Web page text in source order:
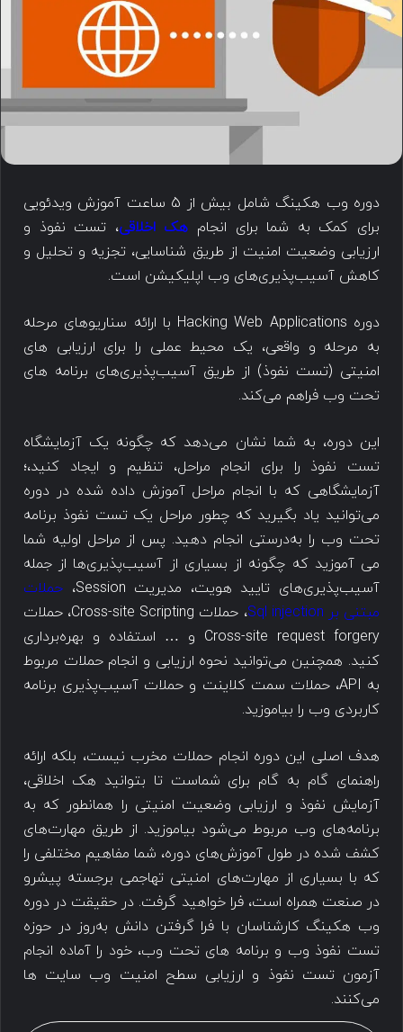
دوره وب هکینگ شامل بیش از 5 ساعت آموزش ویدئویی
برای کمک به شما برای انجام هک اخلاقی، تست نفوذ و
ارزیابی وضعیت امنیت از طریق شناسایی، تجزیه و تحلیل و
کاهش آسیب‌پذیری‌های وب اپلیکیشن است.
دوره Hacking Web Applications با ارائه سناریوهای مرحله
به مرحله و واقعی، یک محیط عملی را برای ارزیابی های
امنیتی (تست نفوذ) از طریق آسیب‌پذیری‌های برنامه های
تحت وب فراهم می‌کند.
این دوره، به شما نشان می‌دهد که چگونه یک آزمایشگاه
تست نفوذ را برای انجام مراحل، تنظیم و ایجاد کنید،؛
آزمایشگاهی که با انجام مراحل آموزش داده شده در دوره
می‌توانید یاد بگیرید که چطور مراحل یک تست نفوذ برنامه
تحت وب را به‌درستی انجام دهید. پس از مراحل اولیه شما
می آموزید که چگونه از بسیاری از آسیب‌پذیری‌ها از جمله
آسیب‌پذیری‌های تایید هویت، مدیریت Session،
حملات
مبتنی بر Sql injection
، حملات Cross-site Scripting، حملات
Cross-site request forgery و … استفاده و بهره‌برداری
کنید. همچنین می‌توانید نحوه ارزیابی و انجام حملات مربوط
به API، حملات سمت کلاینت و حملات آسیب‌پذیری برنامه
کاربردی وب را بیاموزید.
هدف اصلی این دوره انجام حملات مخرب نیست، بلکه ارائه
راهنمای گام به گام برای شماست تا بتوانید هک اخلاقی،
آزمایش نفوذ و ارزیابی وضعیت امنیتی را همانطور که به
برنامه‌های وب مربوط می‌شود بیاموزید. از طریق مهارت‌های
کشف شده در طول آموزش‌های دوره، شما مفاهیم مختلفی را
که با بسیاری از مهارت‌های امنیتی تهاجمی برجسته پیشرو
در صنعت همراه است، فرا خواهید گرفت. در حقیقت در دوره
وب هکینگ کارشناسان با فرا گرفتن دانش به‌روز در حوزه
تست نفوذ وب و برنامه های تحت وب، خود را آماده انجام
آزمون تست نفوذ و ارزیابی سطح امنیت وب سایت ها
می‌کنند.